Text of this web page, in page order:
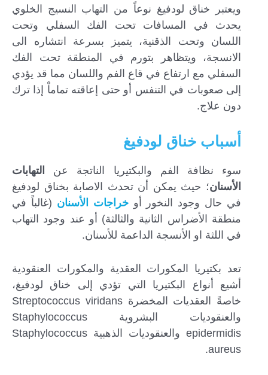
ويعتبر خناق لودفيغ نوعاً من التهاب النسيج الخلوي
يحدث في المسافات تحت الفك السفلي وتحت
اللسان وتحت الذقنية، يتميز بسرعة انتشاره الى
الانسجة، ويتظاهر بتورم في المنطقة تحت الفك
السفلي مع ارتفاع في قاع الفم واللسان مما قد يؤدي
إلى صعوبات في التنفس أو حتى إعاقته تماماْ إذا ترك
دون علاج.
أسباب خناق لودفيغ
سوء نظافة الفم والبكتيريا الناتجة عن
التهابات
الأسنان؛ حيث يمكن أن تحدث الاصابة بخناق لودفيغ
في حال وجود النخور أوخراجات الأسنان (غالباً في
منطقة الأضراس الثانية والثالثة) أو عند وجود التهاب
في اللثة او الأنسجة الداعمة للأسنان.
تعد بكتيريا المكورات العقدية والمكورات العنقودية
أشيع أنواع البكتيريا التي تؤدي إلى خناق لودفيغ،
خاصةً العقديات المخضرة Streptococcus viridans
والعنقوديات البشروية Staphylococcus
epidermidis والعنقوديات الذهبية Staphylococcus
aureus.